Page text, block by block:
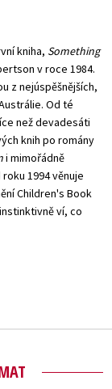
kniha, Something
v roce 1984.
z nejúspěšnějších,
Od té
než devadesáti
knih po romány
i mimořádně
1994 věnuje
Children's Book
ví, co